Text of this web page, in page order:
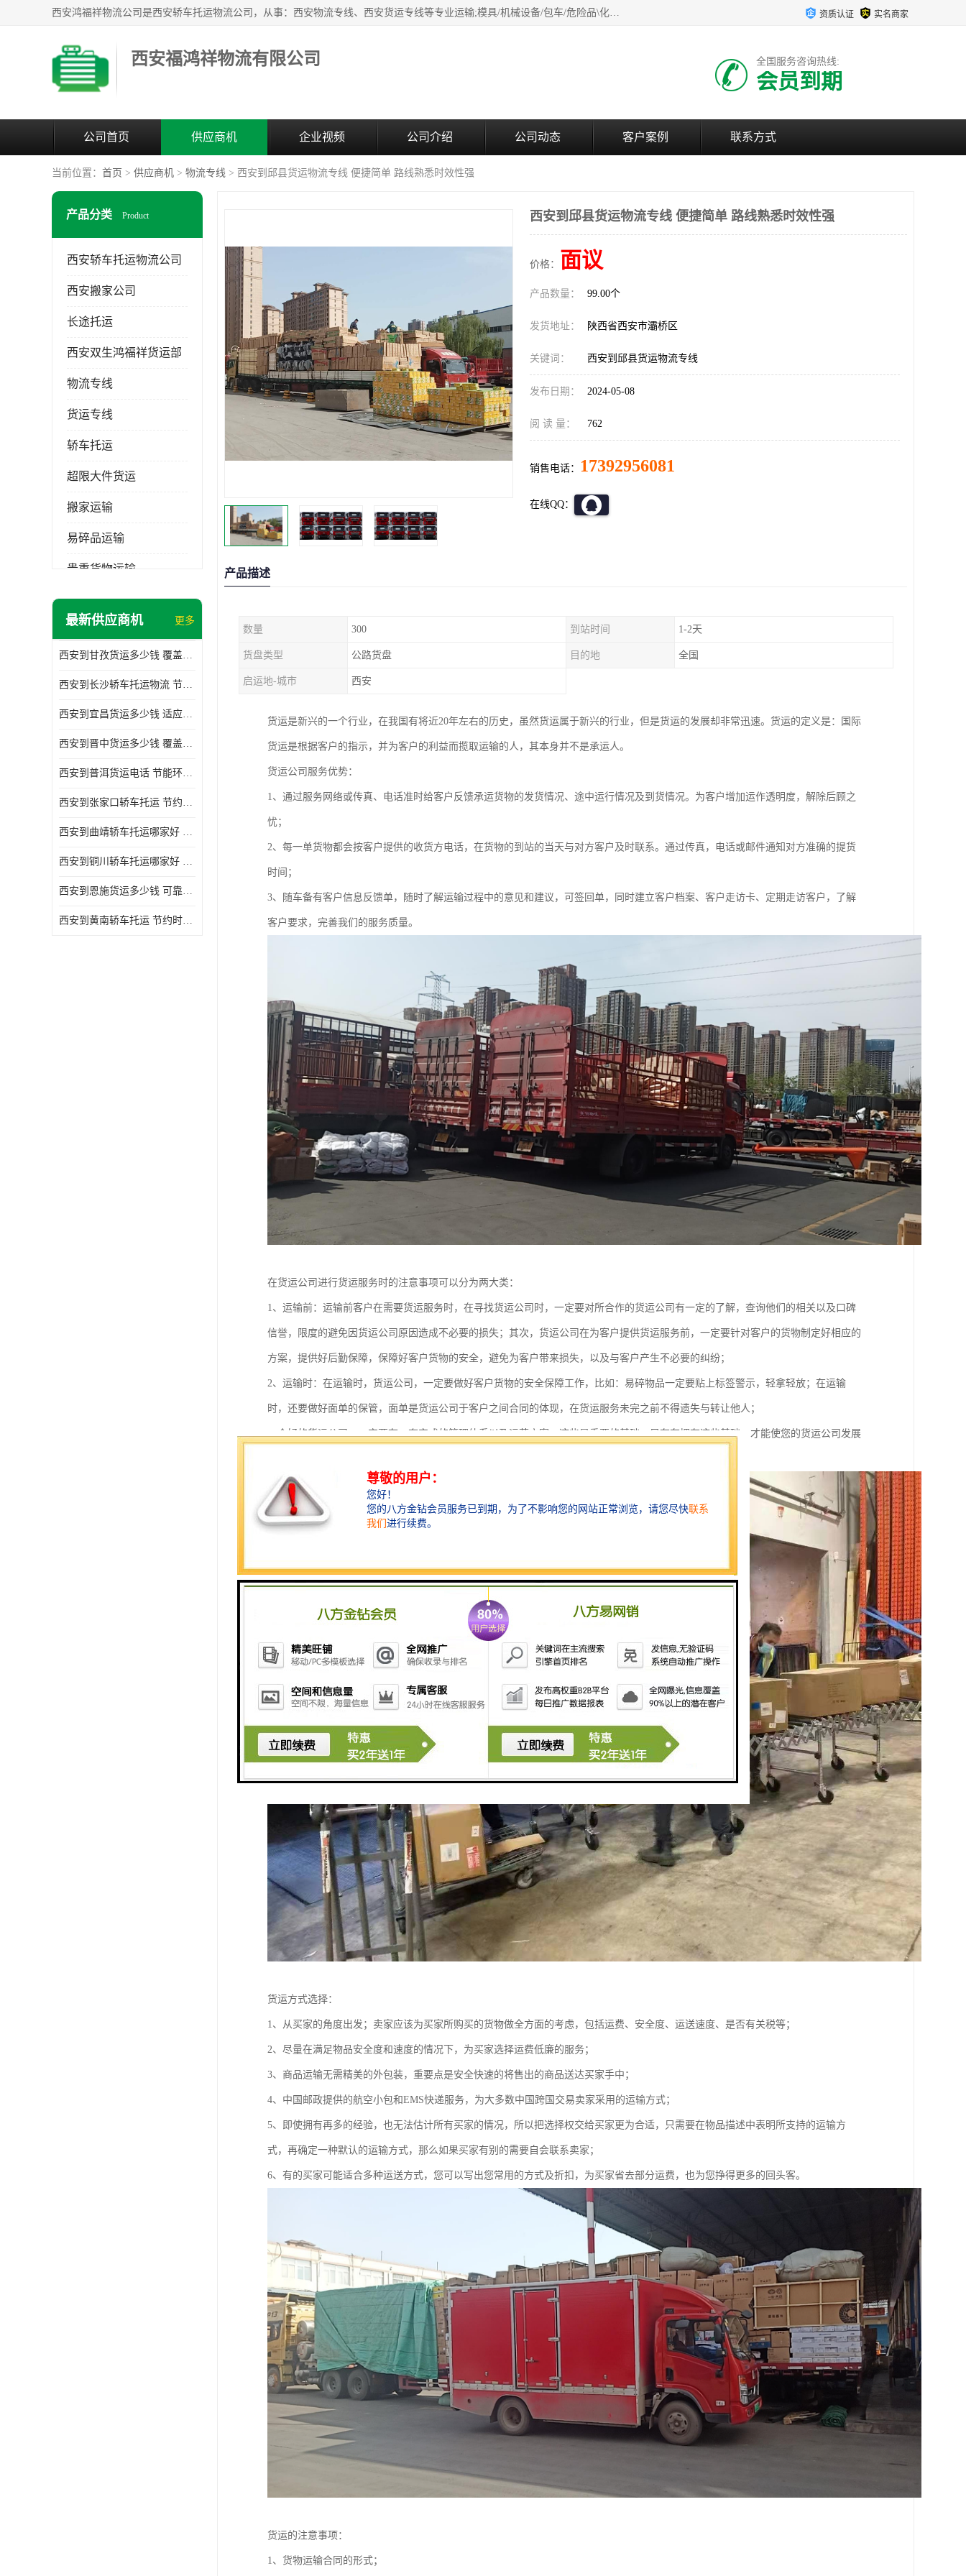
西安鸿福祥物流公司是西安轿车托运物流公司，从事：西安物流专线、西安货运专线等专业运输;模具/机械设备/包车/危险品\化工涂料/油漆机油\普通货物\食品\家具\贵重货物运输/易碎品运输/工艺品\行李\搬家运输等超限大件货物专业运输服务为一体。 资质认证 实名商家
西安福鸿祥物流有限公司 全国服务咨询热线:
会员到期
公司首页 供应商机 企业视频 公司介绍 公司动态 客户案例 联系方式
当前位置： 首页 > 供应商机 > 物流专线 > 西安到邱县货运物流专线 便捷简单 路线熟悉时效性强
产品分类 Product
西安轿车托运物流公司
西安搬家公司
长途托运
西安双生鸿福祥货运部
物流专线
货运专线
轿车托运
超限大件货运
搬家运输
易碎品运输
贵重货物运输
普通货物
危险品运输
最新供应商机 更多
西安到甘孜货运多少钱 覆盖面广 降低运输成本
西安到长沙轿车托运物流 节约时间 为客户节省大量时间和能源
西安到宜昌货运多少钱 适应能力强 降低运输成本
西安到晋中货运多少钱 覆盖面广 一站式运输
西安到普洱货运电话 节能环保 灵活性高 持续性长
西安到张家口轿车托运 节约时间 随时查询车辆时实位置
西安到曲靖轿车托运哪家好 方便快捷 用户享受上门提送车辆
西安到铜川轿车托运哪家好 节约时间精力 在途运输一对一客服
西安到恩施货运多少钱 可靠性高 灵活性高 持续性长
西安到黄南轿车托运 节约时间 随时查询车辆时实位置
西安到邱县货运物流专线 便捷简单 路线熟悉时效性强
价格： 面议
产品数量： 99.00个
发货地址： 陕西省西安市灞桥区
关键词： 西安到邱县货运物流专线
发布日期： 2024-05-08
阅 读 量： 762
销售电话： 17392956081
在线QQ：
产品描述
数量 300 到站时间 1-2天
货盘类型 公路货盘 目的地 全国
启运地-城市 西安
货运是新兴的一个行业，在我国有将近20年左右的历史，虽然货运属于新兴的行业，但是货运的发展却非常迅速。货运的定义是：国际
货运是根据客户的指示，并为客户的利益而揽取运输的人，其本身并不是承运人。
货运公司服务优势：
1、通过服务网络或传真、电话准时给客户反馈承运货物的发货情况、途中运行情况及到货情况。为客户增加运作透明度，解除后顾之
忧；
2、每一单货物都会按客户提供的收货方电话，在货物的到站的当天与对方客户及时联系。通过传真，电话或邮件通知对方准确的提货
时间；
3、随车备有客户信息反馈单，随时了解运输过程中的意见和建议，可签回单，同时建立客户档案、客户走访卡、定期走访客户，了解
客户要求，完善我们的服务质量。
在货运公司进行货运服务时的注意事项可以分为两大类：
1、运输前：运输前客户在需要货运服务时，在寻找货运公司时，一定要对所合作的货运公司有一定的了解，查询他们的相关以及口碑
信誉，限度的避免因货运公司原因造成不必要的损失；其次，货运公司在为客户提供货运服务前，一定要针对客户的货物制定好相应的
方案，提供好后勤保障，保障好客户货物的安全，避免为客户带来损失，以及与客户产生不必要的纠纷；
2、运输时：在运输时，货运公司，一定要做好客户货物的安全保障工作，比如：易碎物品一定要贴上标签警示，轻拿轻放；在运输
时，还要做好面单的保管，面单是货运公司于客户之间合同的体现，在货运服务未完之前不得遗失与转让他人；
一个好的货运公司，一定要有一套完成的管理体系以及运营方案，这些是重要的基础，只有在拥有这些基础，才能使您的货运公司发展
货运方式选择：
1、从买家的角度出发；卖家应该为买家所购买的货物做全方面的考虑，包括运费、安全度、运送速度、是否有关税等；
2、尽量在满足物品安全度和速度的情况下，为买家选择运费低廉的服务；
3、商品运输无需精美的外包装，重要点是安全快速的将售出的商品送达买家手中；
4、中国邮政提供的航空小包和EMS快递服务，为大多数中国跨国交易卖家采用的运输方式；
5、即使拥有再多的经验，也无法估计所有买家的情况，所以把选择权交给买家更为合适，只需要在物品描述中表明所支持的运输方
式，再确定一种默认的运输方式，那么如果买家有别的需要自会联系卖家；
6、有的买家可能适合多种运送方式，您可以写出您常用的方式及折扣，为买家省去部分运费，也为您挣得更多的回头客。
货运的注意事项：
1、货物运输合同的形式；